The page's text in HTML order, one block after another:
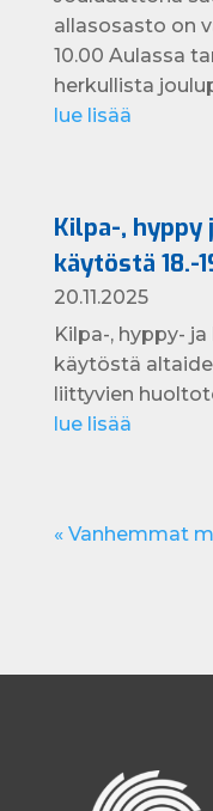
allasosasto on
10.00 Aulassa
herkullista
lue lisää
Kilpa-, hyppy
käytöstä 18.-
20.11.2025
Kilpa-, hyppy-
käytöstä
liittyvien
lue lisää
« Vanhemmat